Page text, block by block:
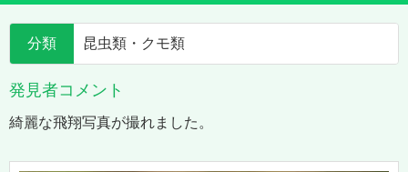
分類 昆虫類・クモ類
発見者コメント
綺麗な飛翔写真が撮れました。